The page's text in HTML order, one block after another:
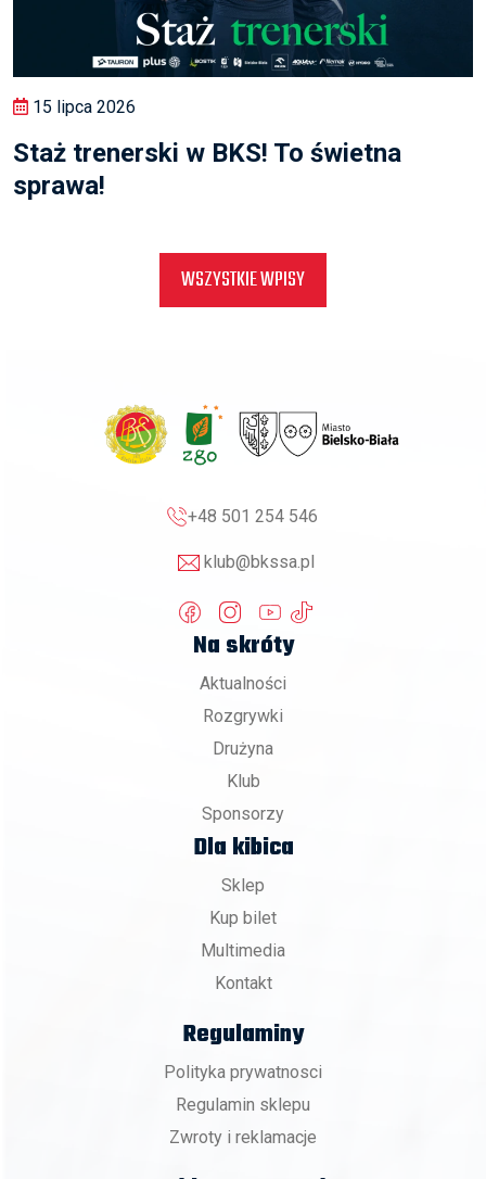
15 lipca 2026
Staż trenerski w BKS! To świetna
sprawa!
WSZYSTKIE WPISY
+48 501 254 546
klub@bkssa.pl
Na skróty
Aktualności
Rozgrywki
Drużyna
Klub
Sponsorzy
Dla kibica
Sklep
Kup bilet
Multimedia
Kontakt
Regulaminy
Polityka prywatnosci
Regulamin sklepu
Zwroty i reklamacje